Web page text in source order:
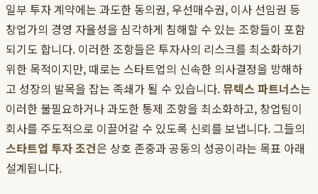
일부 투자 계약에는 과도한 동의권, 우선매수권, 이사 선임권 등
창업가의 경영 자율성을 심각하게 침해할 수 있는 조항들이 포함
되기도 합니다. 이러한 조항들은 투자사의 리스크를 최소화하기
위한 목적이지만, 때로는 스타트업의 신속한 의사결정을 방해하
고 성장의 발목을 잡는 족쇄가 될 수 있습니다.뮤렉스 파트너스는
이러한 불필요하거나 과도한 통제 조항을 최소화하고, 창업팀이
회사를 주도적으로 이끌어갈 수 있도록 신뢰를 보냅니다. 그들의
스타트업 투자 조건은 상호 존중과 공동의 성공이라는 목표 아래
설계됩니다.